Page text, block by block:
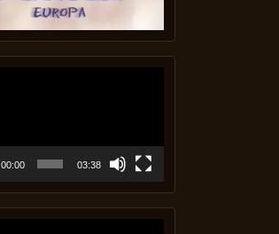
00:00 03:38